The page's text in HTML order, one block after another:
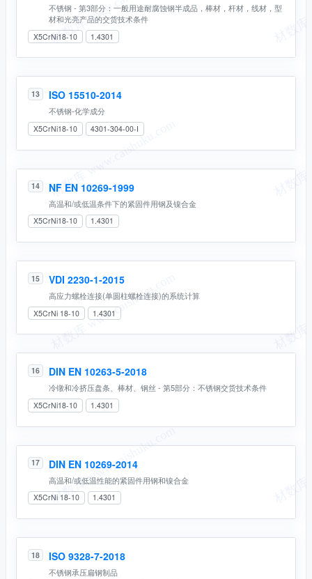
不锈钢 - 第3部分：一般用途耐腐蚀钢半成品，棒材，杆材，线材，型
材和光亮产品的交货技术条件
X5CrNi18-10 1.4301
13 ISO 15510-2014
不锈钢-化学成分
X5CrNi18-10 4301-304-00-I
14 NF EN 10269-1999
高温和/或低温条件下的紧固件用钢及镍合金
X5CrNi18-10 1.4301
15 VDI 2230-1-2015
高应力螺栓连接(单圆柱螺栓连接)的系统计算
X5CrNi 18-10 1.4301
16 DIN EN 10263-5-2018
冷镦和冷挤压盘条、棒材、钢丝 - 第5部分：不锈钢交货技术条件
X5CrNi18-10 1.4301
17 DIN EN 10269-2014
高温和/或低温性能的紧固件用钢和镍合金
X5CrNi 18-10 1.4301
18 ISO 9328-7-2018
不锈钢承压扁钢制品